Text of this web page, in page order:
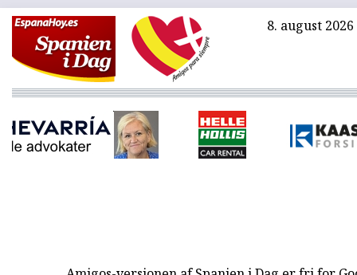
8. august 2026